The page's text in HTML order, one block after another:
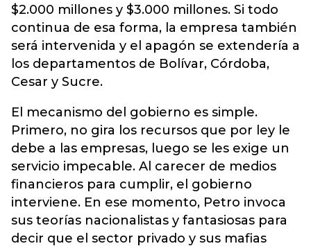
$2.000 millones y $3.000 millones. Si todo
continua de esa forma, la empresa también
será intervenida y el apagón se extendería a
los departamentos de Bolívar, Córdoba,
Cesar y Sucre.
El mecanismo del gobierno es simple.
Primero, no gira los recursos que por ley le
debe a las empresas, luego se les exige un
servicio impecable. Al carecer de medios
financieros para cumplir, el gobierno
interviene. En ese momento, Petro invoca
sus teorías nacionalistas y fantasiosas para
decir que el sector privado y sus mafias